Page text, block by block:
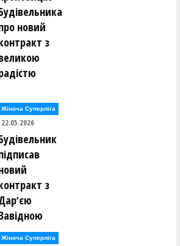
новий
з
Жіноча Суперліга
22.05.2026
з
Жіноча Суперліга